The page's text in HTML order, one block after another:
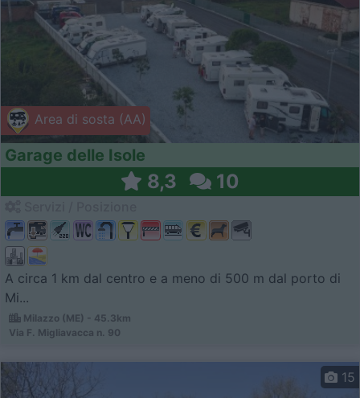
Area di sosta (AA)
Garage delle Isole
8,3 10
A circa 1 km dal centro e a meno di 500 m dal porto di
Mi...
Milazzo (ME) - 45.3km
Via F. Migliavacca n. 90
15